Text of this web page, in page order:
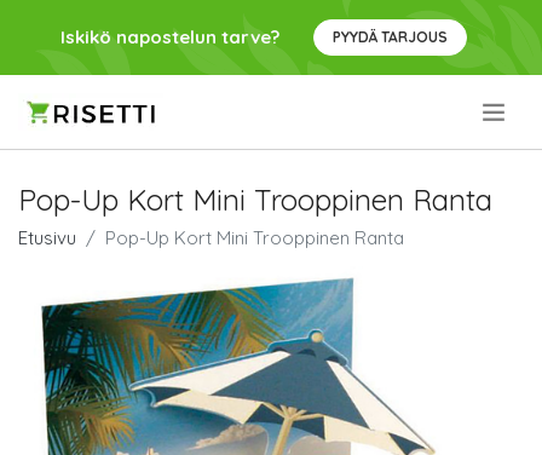
Iskikö napostelun tarve? PYYDÄ TARJOUS
Pop-Up Kort Mini Trooppinen Ranta
Etusivu Pop-Up Kort Mini Trooppinen Ranta